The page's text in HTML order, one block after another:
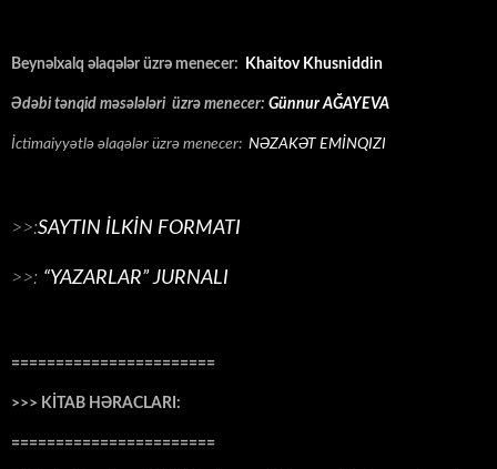
Beynəlxalq əlaqələr üzrə menecer: Khaitov Khusniddin
Ədəbi tənqid məsələləri üzrə menecer: Günnur AĞAYEVA
İctimaiyyətlə əlaqələr üzrə menecer: NƏZAKƏT EMİNQIZI
>>:SAYTIN İLKİN FORMATI
>>: “YAZARLAR” JURNALI
=======================
>>> KİTAB HƏRACLARI:
=======================